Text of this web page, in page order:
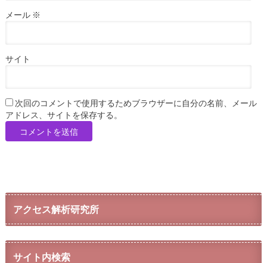
メール ※
サイト
次回のコメントで使用するためブラウザーに自分の名前、メール
アドレス、サイトを保存する。
アクセス解析研究所
サイト内検索